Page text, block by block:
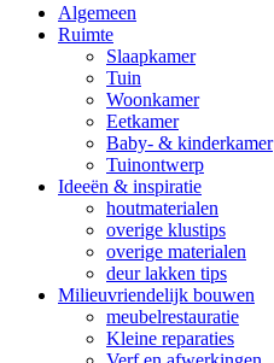
Algemeen
Ruimte
Slaapkamer
Tuin
Woonkamer
Eetkamer
Baby- & kinderkamer
Tuinontwerp
Ideeën & inspiratie
houtmaterialen
overige klustips
overige materialen
deur lakken tips
Milieuvriendelijk bouwen
meubelrestauratie
Kleine reparaties